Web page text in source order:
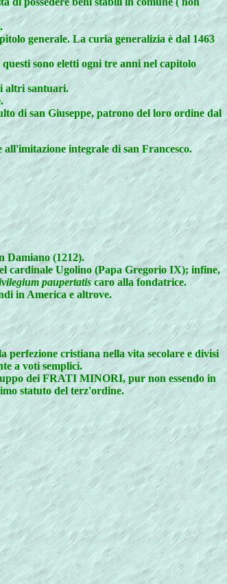
generale. La curia generalizia è dal 1463
sono eletti ogni tre anni nel capitolo
altri santuari.
di san Giuseppe, patrono del loro ordine dal
integrale di san Francesco.
Damiano (1212).
cardinale Ugolino (Papa Gregorio IX); infine,
paupertatiscaro alla fondatrice.
in America e altrove.
cristiana nella vita secolare e divisi
a voti semplici.
dei FRATI MINORI, pur non essendo in
statuto del terz'ordine.